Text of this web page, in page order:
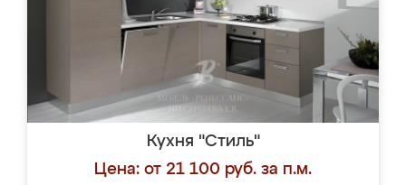
Кухня "Стиль"
Цена: от 21 100 руб. за п.м.